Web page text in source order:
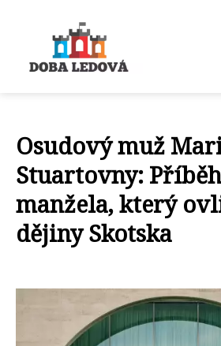
Osudový muž
Stuartovny:
manžela, který
dějiny Skotska